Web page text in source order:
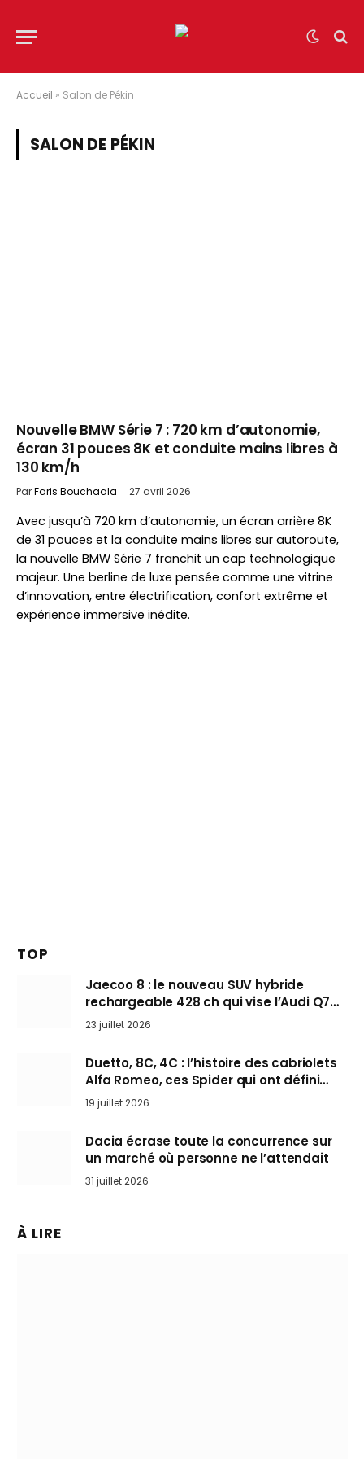
Accueil » Salon de Pékin
SALON DE PÉKIN
Nouvelle BMW Série 7 : 720 km d’autonomie,
écran 31 pouces 8K et conduite mains libres à
130 km/h
ParFaris Bouchaala 27 avril 2026
Avec jusqu’à 720 km d’autonomie, un écran arrière 8K
de 31 pouces et la conduite mains libres sur autoroute,
la nouvelle BMW Série 7 franchit un cap technologique
majeur. Une berline de luxe pensée comme une vitrine
d’innovation, entre électrification, confort extrême et
expérience immersive inédite.
TOP
Jaecoo 8 : le nouveau SUV hybride
rechargeable 428 ch qui vise l’Audi Q7
arrive en Europe cet automne
23 juillet 2026
Duetto, 8C, 4C : l’histoire des cabriolets
Alfa Romeo, ces Spider qui ont défini
l’art de rouler cheveux au vent
19 juillet 2026
Dacia écrase toute la concurrence sur
un marché où personne ne l’attendait
31 juillet 2026
À LIRE